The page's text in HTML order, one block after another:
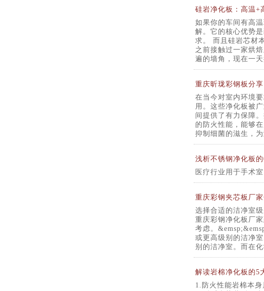
硅岩净化板：高温+
如果你的车间有高
解。它的核心优势
求。 而且硅岩芯材
之前接触过一家烘
遍的墙角，现在一
重庆昕珑彩钢板分
在当今对室内环境
用。这些净化板被
间提供了有力保障
的防火性能，能够
抑制细菌的滋生，
浅析不锈钢净化板
医疗行业‌用于手术
重庆彩钢夹芯板厂
选择合适的洁净室
重庆彩钢净化板厂
考虑。
或更高级别的洁净
别的洁净室。而在
解读岩棉净化板的5
1.防火性能岩棉本